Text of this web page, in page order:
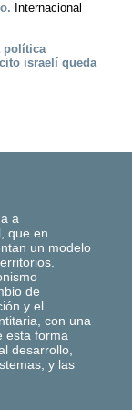
Internacional
política
israelí queda
a
que en
un modelo
de
y el
con una
esta forma
desarrollo,
y las